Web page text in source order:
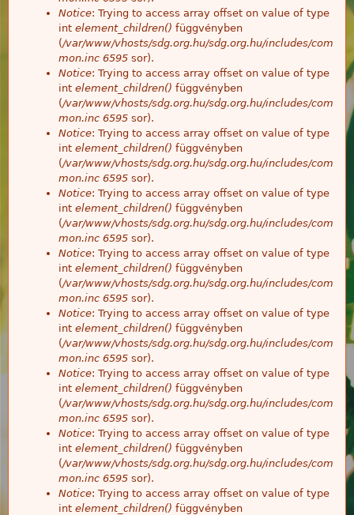
Notice: Trying to access array offset on value of type
int element_children() függvényben
(/var/www/vhosts/sdg.org.hu/sdg.org.hu/includes/com
mon.inc 6595 sor).
Notice: Trying to access array offset on value of type
int element_children() függvényben
(/var/www/vhosts/sdg.org.hu/sdg.org.hu/includes/com
mon.inc 6595 sor).
Notice: Trying to access array offset on value of type
int element_children() függvényben
(/var/www/vhosts/sdg.org.hu/sdg.org.hu/includes/com
mon.inc 6595 sor).
Notice: Trying to access array offset on value of type
int element_children() függvényben
(/var/www/vhosts/sdg.org.hu/sdg.org.hu/includes/com
mon.inc 6595 sor).
Notice: Trying to access array offset on value of type
int element_children() függvényben
(/var/www/vhosts/sdg.org.hu/sdg.org.hu/includes/com
mon.inc 6595 sor).
Notice: Trying to access array offset on value of type
int element_children() függvényben
(/var/www/vhosts/sdg.org.hu/sdg.org.hu/includes/com
mon.inc 6595 sor).
Notice: Trying to access array offset on value of type
int element_children() függvényben
(/var/www/vhosts/sdg.org.hu/sdg.org.hu/includes/com
mon.inc 6595 sor).
Notice: Trying to access array offset on value of type
int element_children() függvényben
(/var/www/vhosts/sdg.org.hu/sdg.org.hu/includes/com
mon.inc 6595 sor).
Notice: Trying to access array offset on value of type
int element_children() függvényben